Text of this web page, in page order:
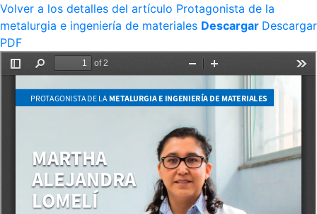
Volver a los detalles del artículo Protagonista de la
metalurgia e ingeniería de materiales Descargar Descargar
PDF